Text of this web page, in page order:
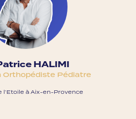
HALIMI
Orthopédiste Pédiatre
l’Etoile à Aix-en-Provence